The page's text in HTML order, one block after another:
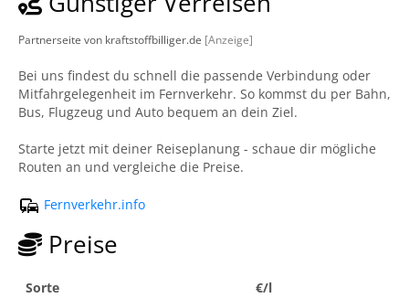
Partnerseite von kraftstoffbilliger.de [Anzeige]
Bei uns findest du schnell die passende Verbindung oder
Mitfahrgelegenheit im Fernverkehr. So kommst du per Bahn,
Bus, Flugzeug und Auto bequem an dein Ziel.
Starte jetzt mit deiner Reiseplanung - schaue dir mögliche
Routen an und vergleiche die Preise.
Fernverkehr.info
Preise
Sorte
€/l